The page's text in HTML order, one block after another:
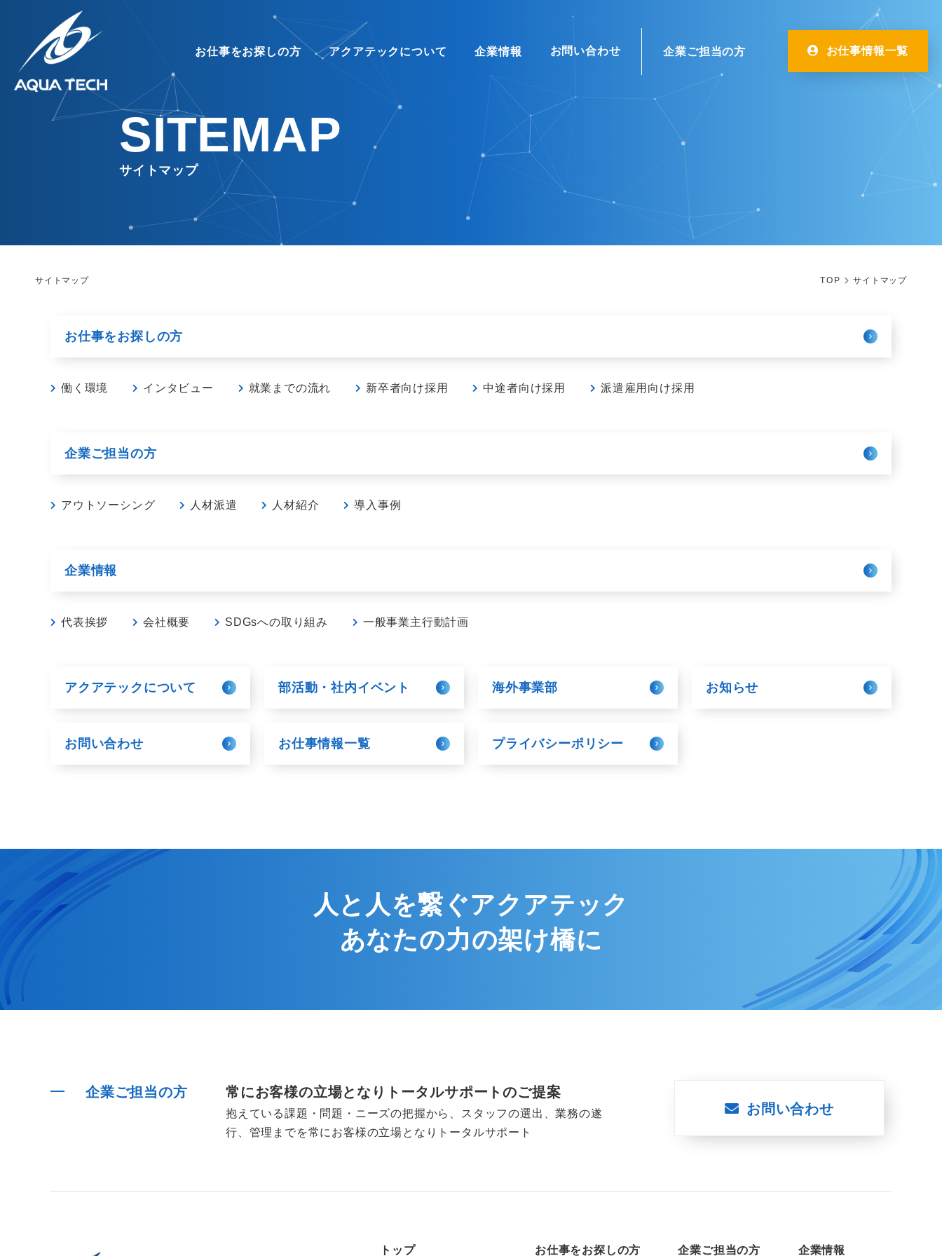
お仕事をお探しの方
OFFICE INTERVIEW FLOW NEW GRADUATES
アクアテックについて
ABOUT US COMPANY EVENT OVERSEAS
企業情報
MESSAGE COMPANY SDGs PLAN
お問い合わせ 企業ご担当の方
OUTSOURCING STAFFING RECRUITMENT CASE
お仕事情報一覧
サイトマップ
SITEMAP
サイトマップ
TOP サイトマップ
お仕事をお探しの方
働く環境 インタビュー 就業までの流れ 新卒者向け採用 中途者向け採用 派遣雇用向け採用
企業ご担当の方
アウトソーシング 人材派遣 人材紹介 導入事例
企業情報
代表挨拶 会社概要 SDGsへの取り組み 一般事業主行動計画
アクアテックについて 部活動・社内イベント 海外事業部 お知らせ
お問い合わせ お仕事情報一覧 プライバシーポリシー
人と人を繋ぐアクアテック
あなたの力の架け橋に
企業ご担当の方 常にお客様の立場となりトータルサポートのご提案
抱えている課題・問題・ニーズの把握から、スタッフの選出、業務の遂
行、管理までを常にお客様の立場となりトータルサポート
お問い合わせ
トップ お仕事をお探しの方 企業ご担当の方 企業情報